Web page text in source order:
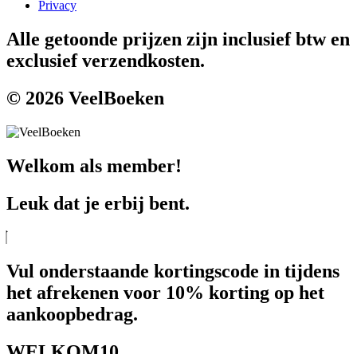
Privacy
Alle getoonde prijzen zijn inclusief btw en
exclusief verzendkosten.
© 2026 VeelBoeken
Welkom als member!
Leuk dat je erbij bent.
Vul onderstaande kortingscode in tijdens
het afrekenen voor 10% korting op het
aankoopbedrag.